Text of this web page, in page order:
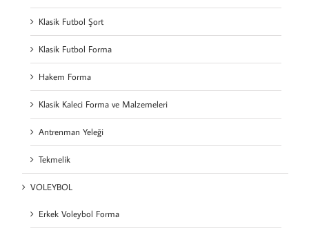
Klasik Futbol Şort
Klasik Futbol Forma
Hakem Forma
Klasik Kaleci Forma ve Malzemeleri
Antrenman Yeleği
Tekmelik
VOLEYBOL
Erkek Voleybol Forma